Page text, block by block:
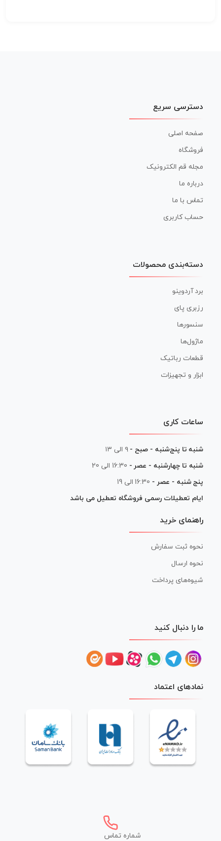
دسترسی سریع
صفحه اصلی
فروشگاه
مجله قم الکترونیک
درباره ما
تماس با ما
حساب کاربری
دسته‌بندی محصولات
برد آردوینو
رزبری پای
سنسورها
ماژول‌ها
قطعات رباتیک
ابزار و تجهیزات
ساعات کاری
شنبه تا پنج‌شنبه - صبح - ۹ الی ۱۳
شنبه تا چهارشنبه - عصر - 16:30 الی 20
پنج شنبه - عصر - 16:30 الی 19
ایام تعطیلات رسمی فروشگاه تعطیل می باشد
راهنمای خرید
نحوه ثبت سفارش
نحوه ارسال
شیوه‌های پرداخت
ما را دنبال کنید
نمادهای اعتماد
شماره تماس